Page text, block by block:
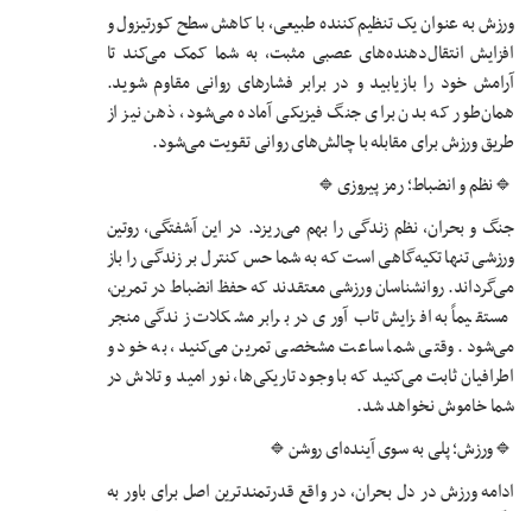
ورزش به عنوان یک تنظیم‌کننده طبیعی، با کاهش سطح کورتیزول و
افزایش انتقال‌دهنده‌های عصبی مثبت، به شما کمک می‌کند تا
آرامش خود را بازیابید و در برابر فشارهای روانی مقاوم شوید.
همان‌طور که بدن برای جنگ فیزیکی آماده می‌شود، ذهن نیز از
طریق ورزش برای مقابله با چالش‌های روانی تقویت می‌شود.
🔹️نظم و انضباط؛ رمز پیروزی🔹️
جنگ و بحران، نظم زندگی را بهم می‌ریزد. در این آشفتگی، روتین
ورزشی تنها تکیه‌گاهی است که به شما حس کنترل بر زندگی را باز
می‌گرداند. روانشناسان ورزشی معتقدند که حفظ انضباط در تمرین،
مستقیماً به افزایش تاب‌آوری در برابر مشکلات زندگی منجر
می‌شود. وقتی شما ساعت مشخصی تمرین می‌کنید، به خود و
اطرافیان ثابت می‌کنید که با وجود تاریکی‌ها، نور امید و تلاش در
شما خاموش نخواهد شد.
🔹️ورزش؛ پلی به سوی آینده‌ای روشن🔹️
ادامه ورزش در دل بحران، در واقع قدرتمندترین اصل برای باور به